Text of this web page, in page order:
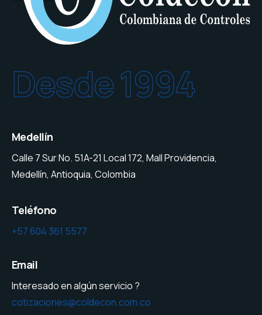
Desde 1994
Medellín
Calle 7 Sur No. 51A-21 Local 172, Mall Providencia,
Medellín, Antioquia, Colombia
Teléfono
+57 604 361 5577
Email
Interesado en algún servicio ?
cotizaciones@coldecon.com.co